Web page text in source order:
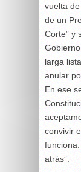
vuelta
de un
Corte” y
larga
anular
En ese
convivir
atrás”.